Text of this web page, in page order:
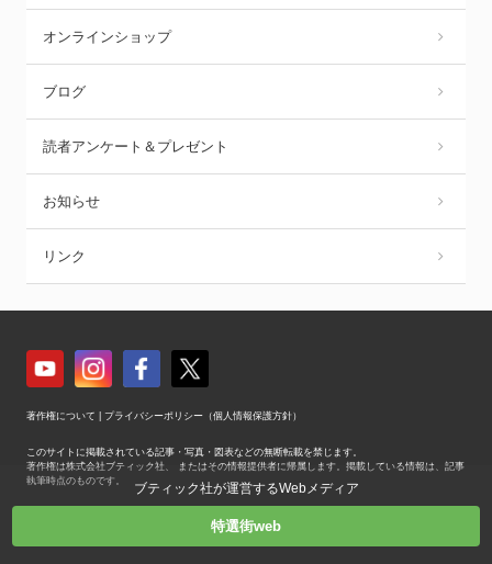
オンラインショップ
ブログ
読者アンケート＆プレゼント
お知らせ
リンク
著作権について プライバシーポリシー（個人情報保護方針）
このサイトに掲載されている記事・写真・図表などの無断転載を禁じます。
著作権は株式会社ブティック社、 またはその情報提供者に帰属します。掲載している情報は、記事
執筆時点のものです。
Copyright © Boutique-sha, Inc. All Rights Reserved.
ブティック社が運営するWebメディア
特選街web